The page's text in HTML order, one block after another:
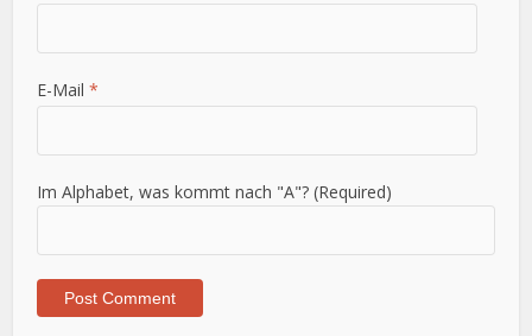
E-Mail*
Im Alphabet, was kommt nach "A"? (Required)